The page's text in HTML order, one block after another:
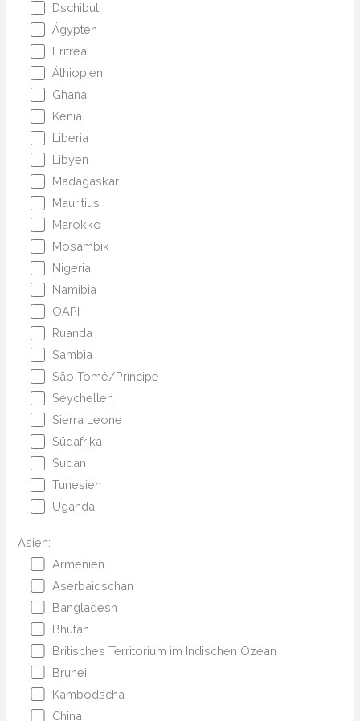
Dschibuti
Ägypten
Eritrea
Äthiopien
Ghana
Kenia
Liberia
Libyen
Madagaskar
Mauritius
Marokko
Mosambik
Nigeria
Namibia
OAPI
Ruanda
Sambia
São Tomé/Príncipe
Seychellen
Sierra Leone
Südafrika
Sudan
Tunesien
Uganda
Asien:
Armenien
Aserbaidschan
Bangladesh
Bhutan
Britisches Territorium im Indischen Ozean
Brunei
Kambodscha
China